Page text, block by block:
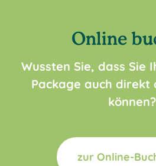
Online
Wussten Sie, dass Sie
Package auch direkt
können?
zur Online-